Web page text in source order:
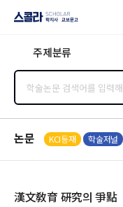
지사·교보문고
주제분류
논문 KCI등재 학술저널
漢文敎育 硏究의 爭點